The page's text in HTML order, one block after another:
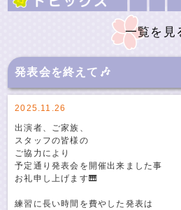
一覧を見
発表会を終えて🎶
2025.11.26
出演者、ご家族、
スタッフの皆様の
ご協力により
予定通り発表会を開催出来ました事
お礼申し上げます🎹
練習に長い時間を費やした発表は